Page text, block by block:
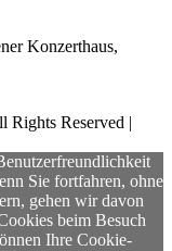
Konzerthaus,
Reserved |
Sie fortfahren, ohne
gehen wir davon
beim Besuch
Ihre Cookie-